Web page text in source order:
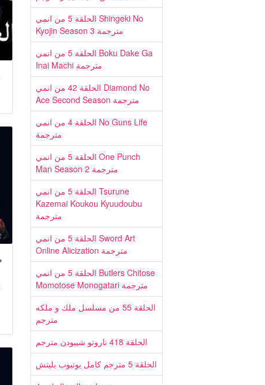
الحلقة 5 من انمي Shingeki No
Kyojin Season 3 مترجمة
الحلقة 5 من انمي Boku Dake Ga
Inai Machi مترجمة
الحلقة 42 من انمي Diamond No
Ace Second Season مترجمة
الحلقة 4 من انمي No Guns Life
مترجمة
الحلقة 5 من انمي One Punch
Man Season 2 مترجمة
الحلقة 5 من انمي Tsurune
Kazemai Koukou Kyuudoubu
مترجمة
الحلقة 5 من انمي Sword Art
Online Alicization مترجمة
الحلقة 5 من انمي Butlers Chitose
Momotose Monogatari مترجمة
الحلقة 55 من مسلسل ملك و ملكه
مترجم
الحلقة 418 ناروتو شيبودن مترجم
الحلقة 5 مترجم كامل يوتيوب بليتش